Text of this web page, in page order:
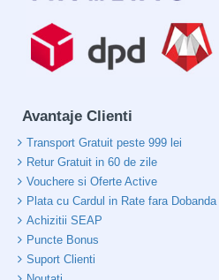
Avantaje Clienti
Transport Gratuit peste 999 lei
Retur Gratuit in 60 de zile
Vouchere si Oferte Active
Plata cu Cardul in Rate fara Dobanda
Achizitii SEAP
Puncte Bonus
Suport Clienti